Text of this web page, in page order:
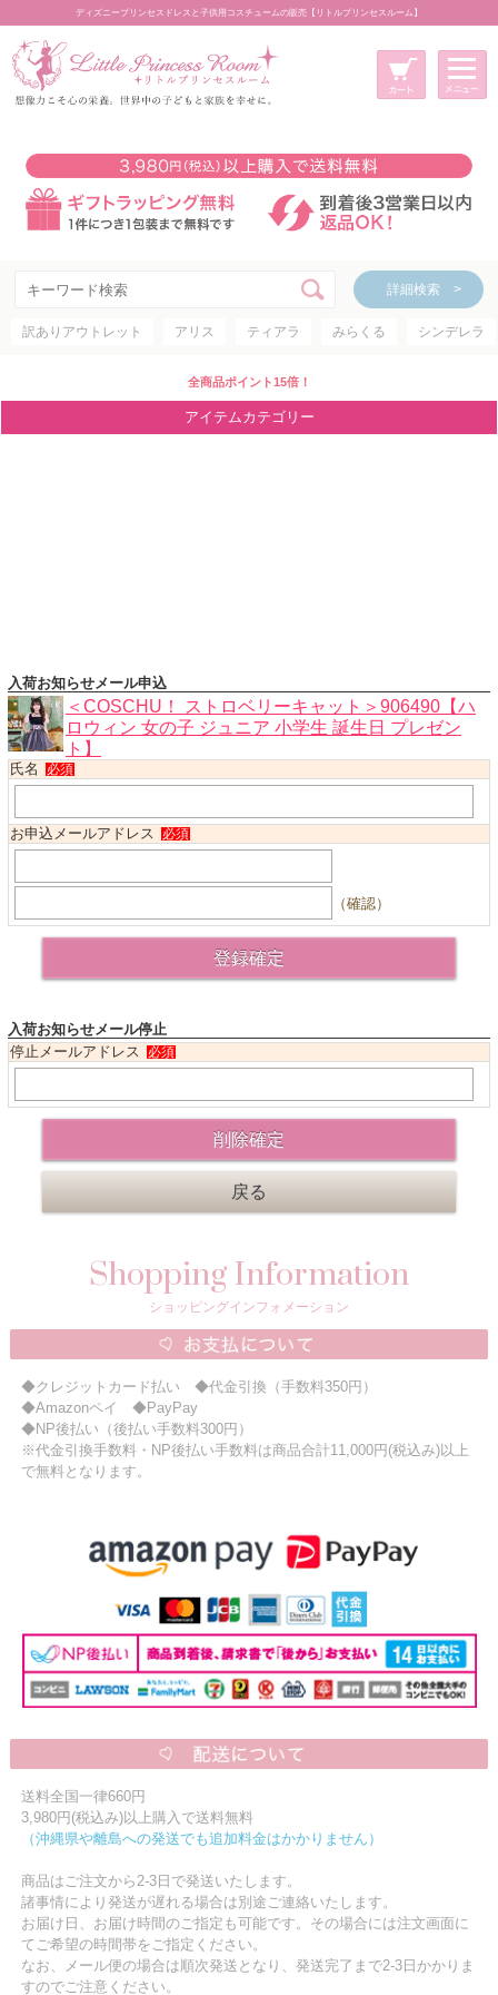
ディズニープリンセスドレスと子供用コスチュームの販売【リトルプリンセスルーム】
詳細検索 >
訳ありアウトレット アリス ティアラ みらくる シンデレラ
全商品ポイント15倍！
アイテムカテゴリー
入荷お知らせメール申込
＜COSCHU！ ストロベリーキャット＞906490【ハ
ロウィン 女の子 ジュニア 小学生 誕生日 プレゼン
ト】
氏名 必須
お申込メールアドレス 必須
（確認）
入荷お知らせメール停止
停止メールアドレス
必須
Shopping Information
ショッピングインフォメーション
◆クレジットカード払い ◆代金引換（手数料350円）
◆Amazonペイ ◆PayPay
◆NP後払い（後払い手数料300円）
※代金引換手数料・NP後払い手数料は商品合計11,000円(税込み)以上
で無料となります。
送料全国一律660円
3,980円(税込み)以上購入で送料無料
（沖縄県や離島への発送でも追加料金はかかりません）
商品はご注文から2-3日で発送いたします。
諸事情により発送が遅れる場合は別途ご連絡いたします。
お届け日、お届け時間のご指定も可能です。その場合には注文画面に
てご希望の時間帯をご指定ください。
なお、メール便の場合は順次発送となり、発送完了まで2-3日かかりま
すのでご注意ください。
新規会員登録
マイページ
カート
詳細検索 >
アイテムカテゴリー
ディズニープリンセス
ディズニキャラクター
アウトレット
会社概要
お支払・送料
サイズの測り方
よくあるご質問
レビューを見る
マイページログイン
お問い合わせ
当店は持続可能な開発目標「SDGs」を推進しています。
電話受付時間：月～金10:00~16:00 ※祝日除く